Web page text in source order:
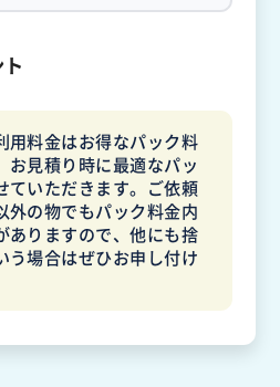
用料金はお得なパック料
お見積り時に最適なパッ
ていただきます。ご依頼
外の物でもパック料金内
ありますので、他にも捨
う場合はぜひお申し付け